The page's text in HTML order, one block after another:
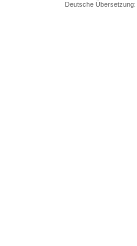
Deutsche Übersetzung: